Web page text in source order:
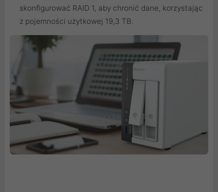
skonfigurować RAID 1, aby chronić dane, korzystając
z pojemności użytkowej 19,3 TB.